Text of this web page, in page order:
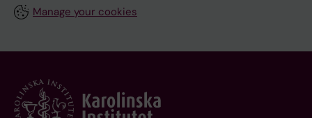
Manage your cookies